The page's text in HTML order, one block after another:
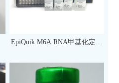
EpiQuik M6A RNA甲基化定量
次）